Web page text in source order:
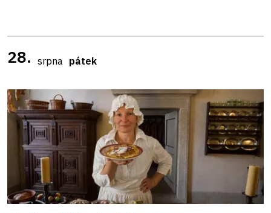
28. srpna pátek